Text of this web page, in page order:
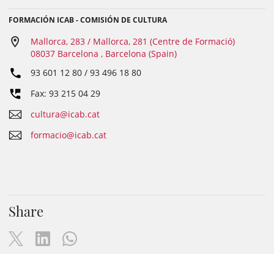
FORMACIÓN ICAB - COMISIÓN DE CULTURA
Mallorca, 283 / Mallorca, 281 (Centre de Formació)
08037 Barcelona , Barcelona (Spain)
93 601 12 80 / 93 496 18 80
Fax: 93 215 04 29
cultura@icab.cat
formacio@icab.cat
Share